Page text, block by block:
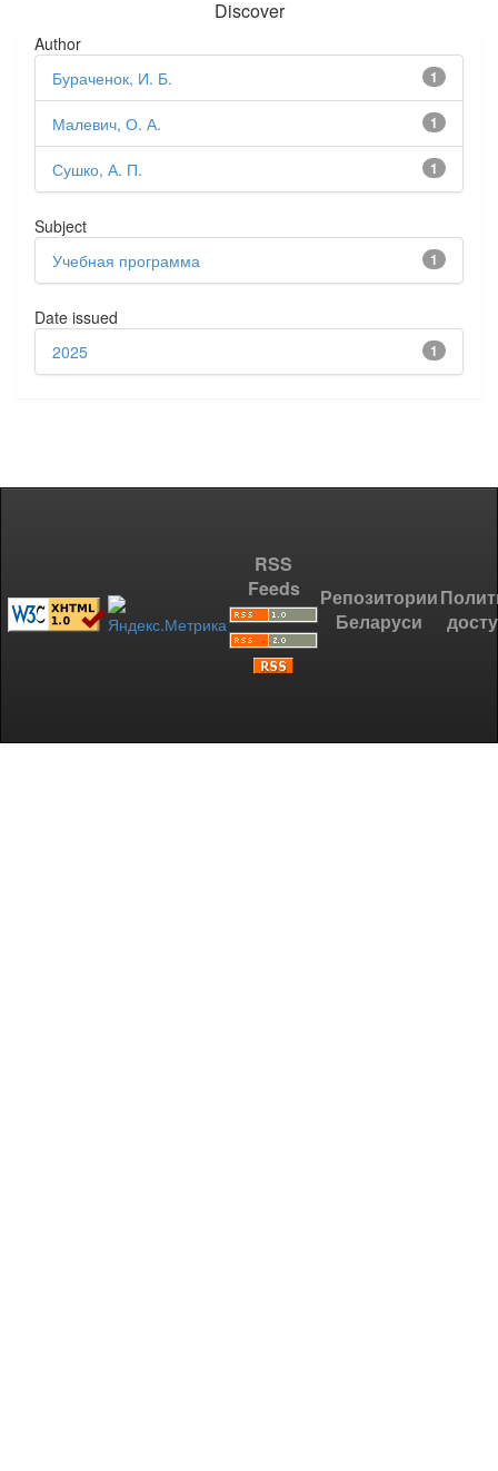
Discover
Author
1
Бураченок, И. Б.
1
Малевич, О. А.
1
Сушко, А. П.
Subject
1
Учебная программа
Date issued
1
2025
RSS
Feeds
Репозитории
Беларуси